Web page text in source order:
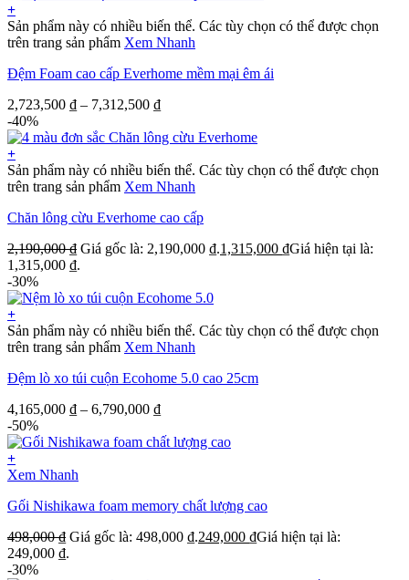
+
Sản phẩm này có nhiều biến thể. Các tùy chọn có thể được chọn
trên trang sản phẩm Xem Nhanh
Đệm Foam cao cấp Everhome mềm mại êm ái
2,723,500 ₫ – 7,312,500 ₫
-40%
+
Sản phẩm này có nhiều biến thể. Các tùy chọn có thể được chọn
trên trang sản phẩm Xem Nhanh
Chăn lông cừu Everhome cao cấp
2,190,000₫ Giá gốc là: 2,190,000 ₫.1,315,000 ₫Giá hiện tại là:
1,315,000 ₫.
-30%
+
Sản phẩm này có nhiều biến thể. Các tùy chọn có thể được chọn
trên trang sản phẩm Xem Nhanh
Đệm lò xo túi cuộn Ecohome 5.0 cao 25cm
4,165,000 ₫ – 6,790,000 ₫
-50%
+
Xem Nhanh
Gối Nishikawa foam memory chất lượng cao
498,000₫ Giá gốc là: 498,000 ₫.249,000 ₫Giá hiện tại là:
249,000 ₫.
-30%